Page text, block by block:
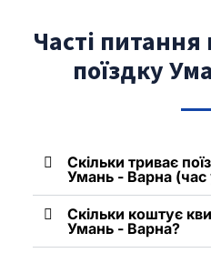
Часті питання
поїздку
Скільки триває
Умань - Варна (час
Скільки коштує
Умань - Варна?